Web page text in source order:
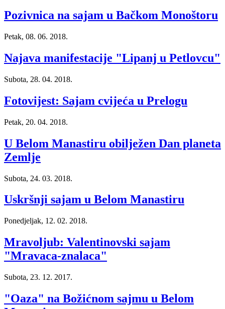
Pozivnica na sajam u Bačkom Monoštoru
Petak, 08. 06. 2018.
Najava manifestacije "Lipanj u Petlovcu"
Subota, 28. 04. 2018.
Fotovijest: Sajam cvijeća u Prelogu
Petak, 20. 04. 2018.
U Belom Manastiru obilježen Dan planeta
Zemlje
Subota, 24. 03. 2018.
Uskršnji sajam u Belom Manastiru
Ponedjeljak, 12. 02. 2018.
Mravoljub: Valentinovski sajam
"Mravaca-znalaca"
Subota, 23. 12. 2017.
"Oaza" na Božićnom sajmu u Belom